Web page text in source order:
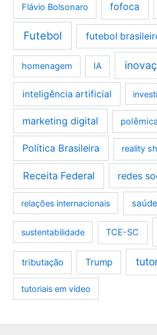
Flávio Bolsonaro fofoca
Futebol futebol
homenagem IA
inteligência artificial
marketing digital
Política Brasileira reality
Receita Federal redes
relações internacionais saúde
sustentabilidade TCE-SC
tributação Trump
tutoriais em vídeo